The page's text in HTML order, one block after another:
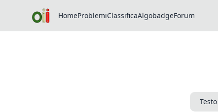
HomeProblemiClassificaAlgobadgeForum
Testo